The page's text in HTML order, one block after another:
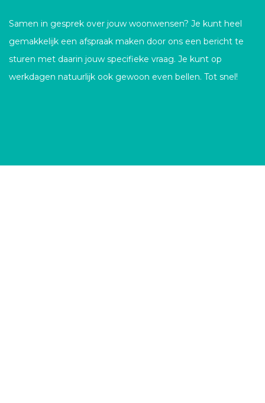
Samen in gesprek over jouw woonwensen? Je kunt heel
gemakkelijk een afspraak maken door ons een bericht te
sturen met daarin jouw specifieke vraag. Je kunt op
werkdagen natuurlijk ook gewoon even bellen. Tot snel!